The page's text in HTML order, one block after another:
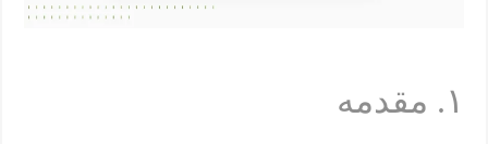
۱. مقدمه